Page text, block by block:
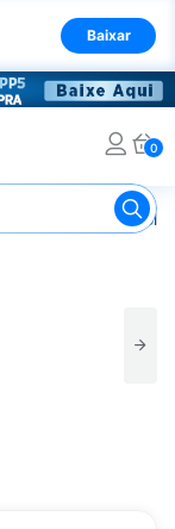
Baixar
0